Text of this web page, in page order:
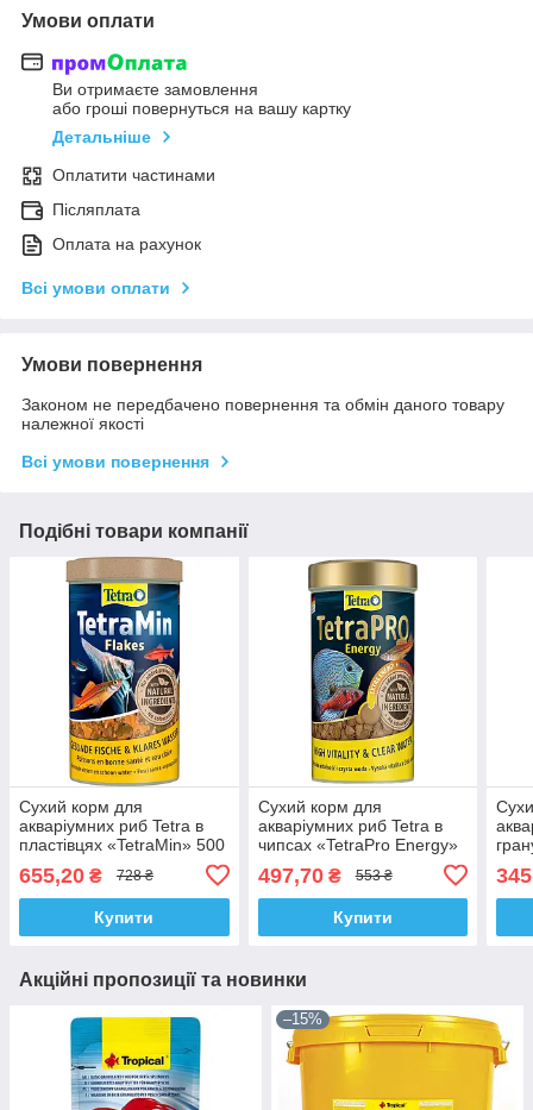
Умови оплати
Ви отримаєте замовлення
або гроші повернуться на вашу картку
Детальніше
Оплатити частинами
Післяплата
Оплата на рахунок
Всі умови оплати
Умови повернення
Законом не передбачено повернення та обмін даного товару
належної якості
Всі умови повернення
Подібні товари компанії
Сухий корм для
акваріумних риб Tetra в
пластівцях «TetraMin» 500
мл (для всіх акваріумних
риб)
655,20 ₴ 728 ₴
Купити
Сухий корм для
акваріумних риб Tetra в
чипсах «TetraPro Energy»
акваріумних риб)
497,70₴ 553 ₴
Купити
Акційні пропозиції та новинки
–15%